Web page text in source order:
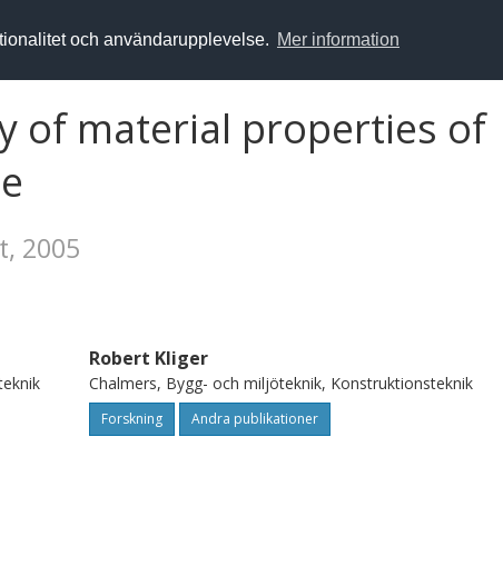
och användarupplevelse. Mer information
of material properties of
2005
Robert Kliger
Chalmers, Bygg- och miljöteknik, Konstruktionsteknik
Forskning Andra publikationer